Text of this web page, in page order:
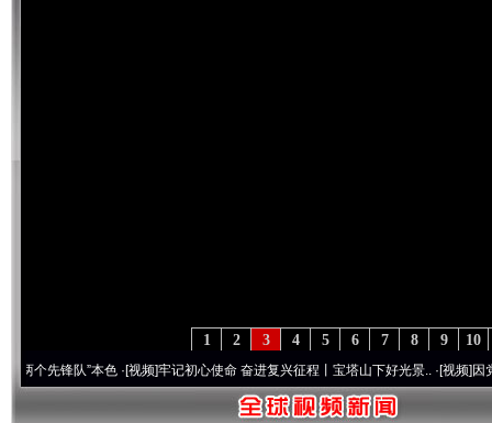
10
9
8
7
6
5
4
3
2
1
队”本色·[视频]牢记初心使命 奋进复兴征程丨宝塔山下好光景..·[视频]因党而生 为